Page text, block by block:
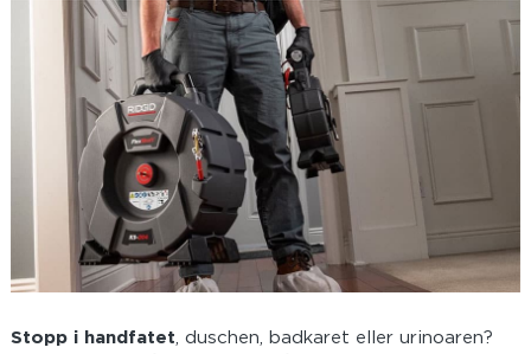
Stopp i handfatet, duschen, badkaret eller urinoaren?